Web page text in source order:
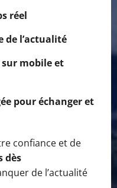
réel
de l’actualité
sur mobile et
pour échanger et
confiance et de
dès
de l’actualité